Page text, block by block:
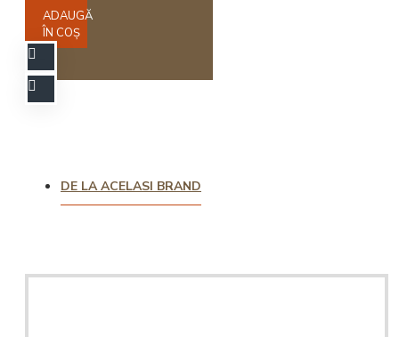
ADAUGĂ
ÎN COŞ
DE LA ACELASI BRAND